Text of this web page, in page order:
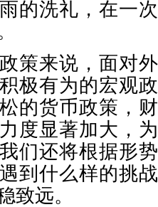
的洗礼，在一
策来说，面对
极有为的宏观
的货币政策，
度显著加大，
们还将根据形
到什么样的挑
致远。